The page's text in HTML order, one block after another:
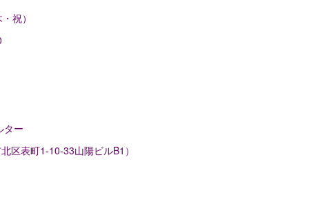
祝）
ター
区表町1-10-33山陽ビルB1）